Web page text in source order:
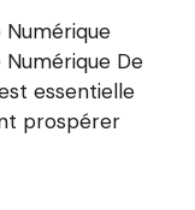
De
essentielle
prospérer